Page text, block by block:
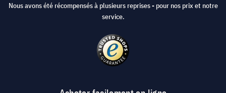
Nous avons été récompensés à plusieurs reprises - pour nos prix et notre
service.